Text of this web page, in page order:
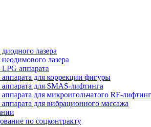
лазера
лазера
аппарата
для коррекции фигуры
для SMAS-лифтинга
для микроигольчатого RF-
для вибрационного массажа
по соцконтракту